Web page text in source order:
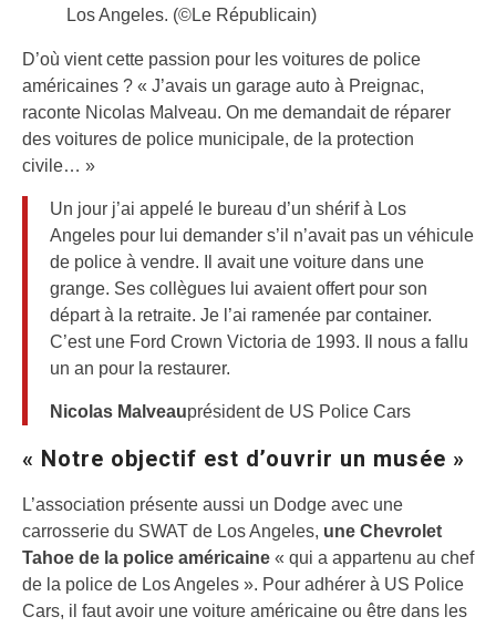
Los Angeles. (©Le Républicain)
D’où vient cette passion pour les voitures de police
américaines ? « J’avais un garage auto à Preignac,
raconte Nicolas Malveau. On me demandait de réparer
des voitures de police municipale, de la protection
civile… »
Un jour j’ai appelé le bureau d’un shérif à Los
Angeles pour lui demander s’il n’avait pas un véhicule
de police à vendre. Il avait une voiture dans une
grange. Ses collègues lui avaient offert pour son
départ à la retraite. Je l’ai ramenée par container.
C’est une Ford Crown Victoria de 1993. Il nous a fallu
un an pour la restaurer.
Nicolas Malveauprésident de US Police Cars
« Notre objectif est d’ouvrir un musée »
L’association présente aussi un Dodge avec une
carrosserie du SWAT de Los Angeles, une Chevrolet
Tahoe de la police américaine « qui a appartenu au chef
de la police de Los Angeles ». Pour adhérer à US Police
Cars, il faut avoir une voiture américaine ou être dans les